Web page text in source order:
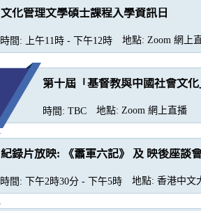
文化管理文學碩士課程入學資訊日
時間: 上午11時 - 下午12時 地點: Zoom 網上
第十屆「基督教與中國社會文
時間: TBC 地點: Zoom 網上直播
紀錄片放映: 《蕭軍六記》 及 映後座談
時間: 下午2時30分 - 下午5時 地點: 香港中文